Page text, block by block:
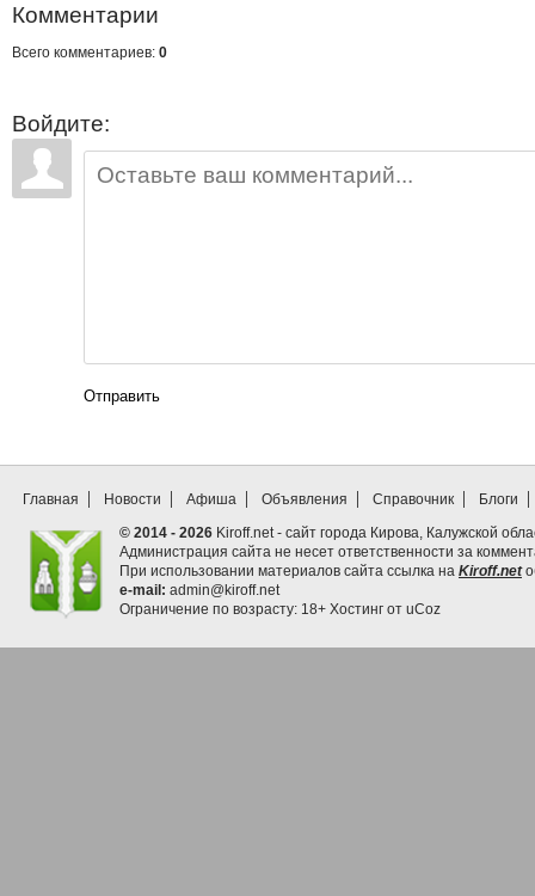
Комментарии
Всего комментариев: 0
Войдите:
Отправить
Главная Новости Афиша Объявления Справочник
Блоги
© 2014 - 2026 Kiroff.net - сайт города Кирова, Калужской
Администрация сайта не несет ответственности за
При использовании материалов сайта ссылка на Kiroff.net
e-mail: admin@kiroff.net
Ограничение по возрасту: 18+ Хостинг от uCoz